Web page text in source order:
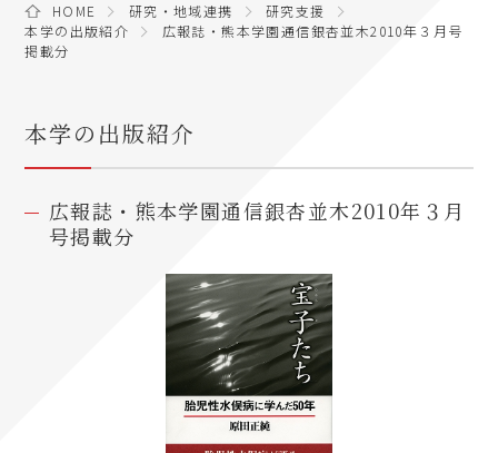
HOME 研究・地域連携
研究支援
本学の出版紹介
広報誌・熊本学園通信銀杏並木2010年３月号
掲載分
本学の出版紹介
広報誌・熊本学園通信銀杏並木2010年３月
号掲載分